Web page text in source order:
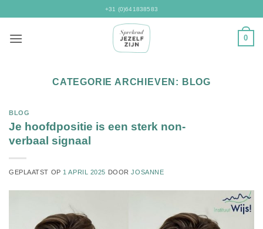
inhoud
+31 (0)641838583
0
CATEGORIE ARCHIEVEN: BLOG
BLOG
Je hoofdpositie is een sterk non-
verbaal signaal
GEPLAATST OP 1 APRIL 2025 DOORJOSANNE